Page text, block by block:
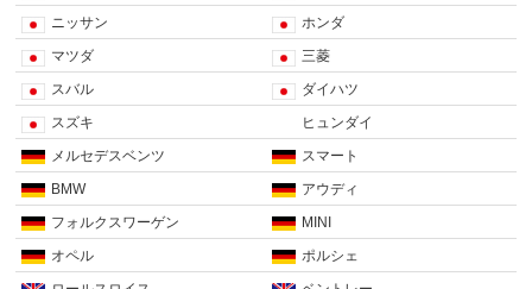
ニッサン
ホンダ
マツダ
三菱
スバル
ダイハツ
スズキ
ヒュンダイ
メルセデスベンツ
スマート
BMW
アウディ
フォルクスワーゲン
MINI
オペル
ポルシェ